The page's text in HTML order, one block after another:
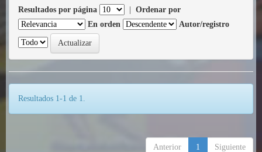
Resultados por página
Ordenar por
En orden
Autor/registro
Resultados 1-1 de 1.
Anterior 1 Siguiente